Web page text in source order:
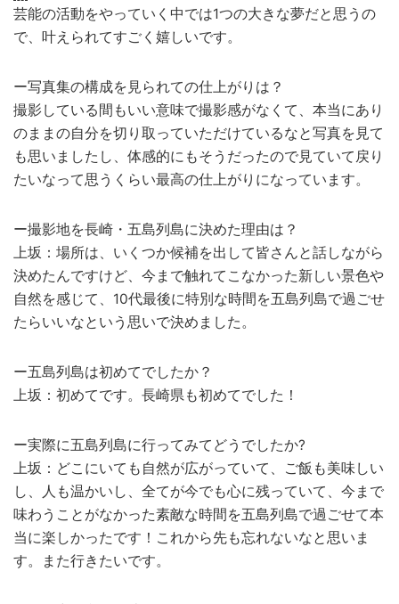
芸能の活動をやっていく中では1つの大きな夢だと思うの
で、叶えられてすごく嬉しいです。
ー写真集の構成を見られての仕上がりは？
撮影している間もいい意味で撮影感がなくて、本当にあり
のままの自分を切り取っていただけているなと写真を見て
も思いましたし、体感的にもそうだったので見ていて戻り
たいなって思うくらい最高の仕上がりになっています。
ー撮影地を長崎・五島列島に決めた理由は？
上坂：場所は、いくつか候補を出して皆さんと話しながら
決めたんですけど、今まで触れてこなかった新しい景色や
自然を感じて、10代最後に特別な時間を五島列島で過ごせ
たらいいなという思いで決めました。
ー五島列島は初めてでしたか？
上坂：初めてです。長崎県も初めてでした！
ー実際に五島列島に行ってみてどうでしたか?
上坂：どこにいても自然が広がっていて、ご飯も美味しい
し、人も温かいし、全てが今でも心に残っていて、今まで
味わうことがなかった素敵な時間を五島列島で過ごせて本
当に楽しかったです！これから先も忘れないなと思いま
す。また行きたいです。